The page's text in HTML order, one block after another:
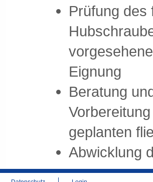
Prüfung des
Eignung
Beratung
geplanten
Abwicklung